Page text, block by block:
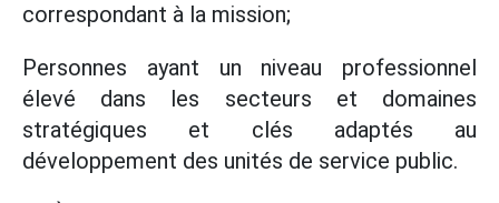
correspondant à la mission;
Personnes ayant un niveau professionnel
élevé dans les secteurs et domaines
stratégiques et clés adaptés au
développement des unités de service public.